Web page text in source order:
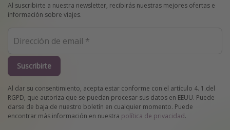
Al suscribirte a nuestra newsletter, recibirás nuestras mejores ofertas e
información sobre viajes.
Suscribirte
Al dar su consentimiento, acepta estar conforme con el artículo 4. 1.del
RGPD, que autoriza que se puedan procesar sus datos en EEUU. Puede
darse de baja de nuestro boletín en cualquier momento. Puede
encontrar más información en nuestra política de privacidad.